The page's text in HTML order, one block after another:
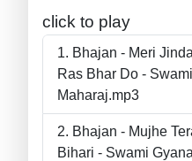
click to play
Bhajan - Meri
Ras Bhar Do -
Maharaj.mp3
Bhajan - Mujhe
Bihari - Swami